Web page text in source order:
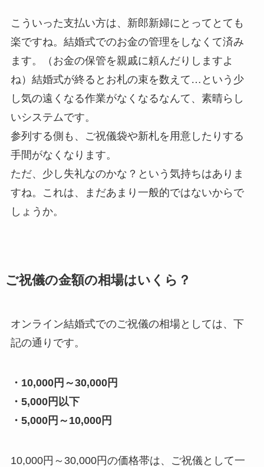
こういった支払い方は、新郎新婦にとってとても
楽ですね。結婚式でのお金の管理をしなくて済み
ます。（お金の保管を親戚に頼んだりしますよ
ね）結婚式が終るとお札の束を数えて…という少
し気の遠くなる作業がなくなるなんて、素晴らし
いシステムです。
参列する側も、ご祝儀袋や新札を用意したりする
手間がなくなります。
ただ、少し失礼なのかな？という気持ちはありま
すね。これは、まだあまり一般的ではないからで
しょうか。
ご祝儀の金額の相場はいくら？
オンライン結婚式でのご祝儀の相場としては、下
記の通りです。
・10,000円～30,000円
・5,000円以下
・5,000円～10,000円
10,000円～30,000円の価格帯は、ご祝儀として一